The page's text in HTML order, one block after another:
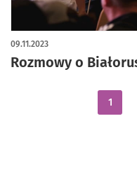
Rozmowy o
09.11.2023
1